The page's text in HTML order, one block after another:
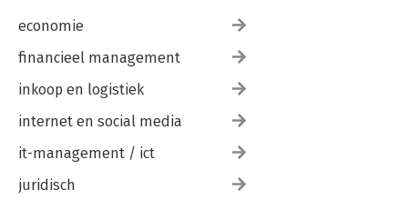
economie
financieel management
inkoop en logistiek
internet en social media
it-management / ict
juridisch